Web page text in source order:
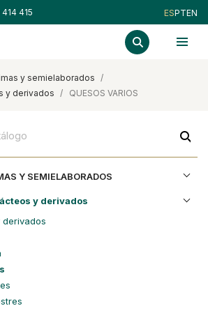
415 ESPTEN
y semielaborados
y derivados
QUESOS VARIOS
search
Y SEMIELABORADOS
y derivados
derivados